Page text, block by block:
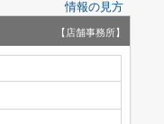
情報の見方
【店舗事務所】